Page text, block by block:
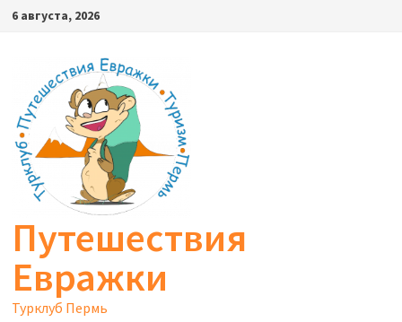
Перейти
содержимому
6 августа, 2026
Путешествия
Евражки
Турклуб Пермь